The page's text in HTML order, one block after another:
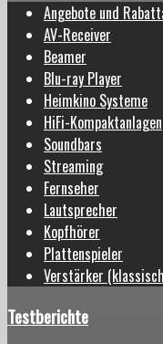
Angebote und
AV-Receiver
Beamer
Blu-ray Player
Heimkino Systeme
HiFi-Kompaktanlagen
Soundbars
Streaming
Fernseher
Lautsprecher
Kopfhörer
Plattenspieler
Verstärker
Testberichte